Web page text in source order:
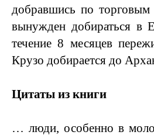
добравшись по
вынужден добираться в
течение 8 месяцев
Крузо добирается до
Цитаты из книги
… люди, особенно в